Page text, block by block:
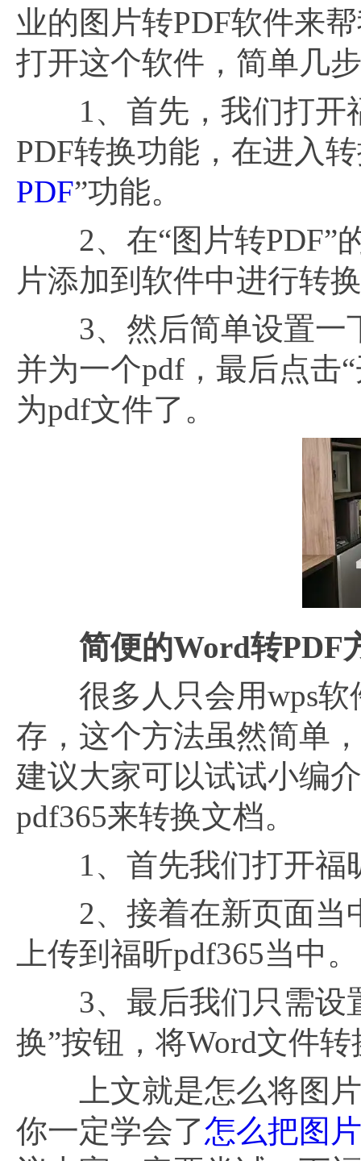
业的图片转PDF软件来
打开这个软件，简单几
1、首先，我们打开
PDF转换功能，在进入
PDF”功能。
2、在“图片转PDF”
片添加到软件中进行转
3、然后简单设置一
并为一个pdf，最后点击
为pdf文件了。
简便的Word转PDF
很多人只会用wps软
存，这个方法虽然简单
建议大家可以试试小编
pdf365来转换文档。
1、首先我们打开福
2、接着在新页面当
上传到福昕pdf365当中。
3、最后我们只需设
换”按钮，将Word文件
上文就是怎么将图片
你一定学会了怎么把图